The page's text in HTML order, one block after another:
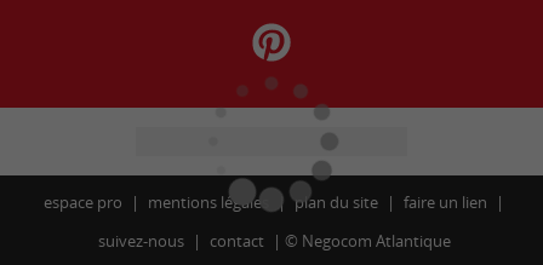
espace pro mentions légales plan du site
faire un lien
suivez-nous
contact © Negocom Atlantique